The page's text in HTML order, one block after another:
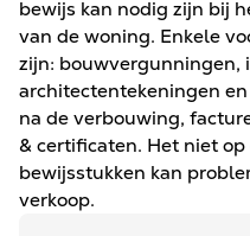
bewijs kan nodig zijn bij
van de woning. Enkele
zijn: bouwvergunningen,
architectentekeningen
na de verbouwing,
& certificaten. Het niet
bewijsstukken kan
verkoop.